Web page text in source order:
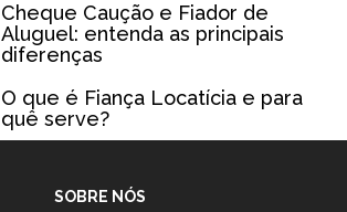
Cheque Caução e Fiador de
Aluguel: entenda as principais
diferenças
O que é Fiança Locatícia e para
quê serve?
SOBRE NÓS